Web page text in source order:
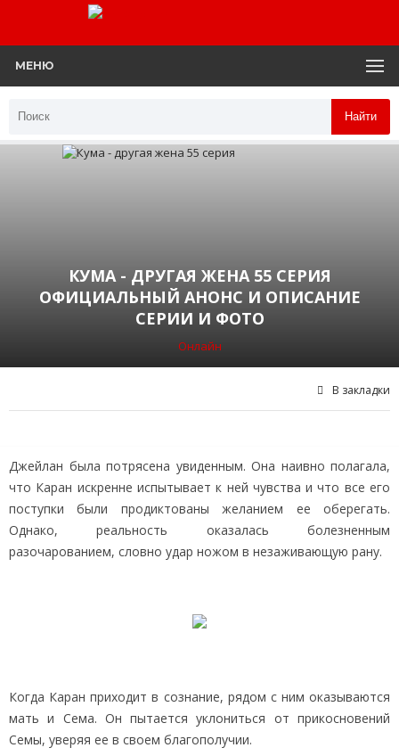
МЕНЮ
Найти
КУМА - ДРУГАЯ ЖЕНА 55 СЕРИЯ
ОФИЦИАЛЬНЫЙ АНОНС И ОПИСАНИЕ
СЕРИИ И ФОТО
Онлайн
В закладки
Джейлан была потрясена увиденным. Она наивно полагала,
что Каран искренне испытывает к ней чувства и что все его
поступки были продиктованы желанием ее оберегать.
Однако, реальность оказалась болезненным
разочарованием, словно удар ножом в незаживающую рану.
Когда Каран приходит в сознание, рядом с ним оказываются
мать и Сема. Он пытается уклониться от прикосновений
Семы, уверяя ее в своем благополучии.